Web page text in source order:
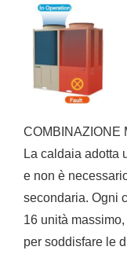
COMBINAZIONE
La caldaia adotta
e non è
secondaria. Ogni
16 unità
per soddisfare le